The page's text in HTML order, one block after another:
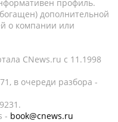
профиль.
дополнительной
о компании или
CNews.ru c 11.1998
в очереди разбора -
- book@cnews.ru